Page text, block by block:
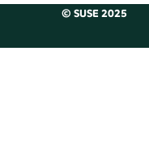
© SUSE 2025